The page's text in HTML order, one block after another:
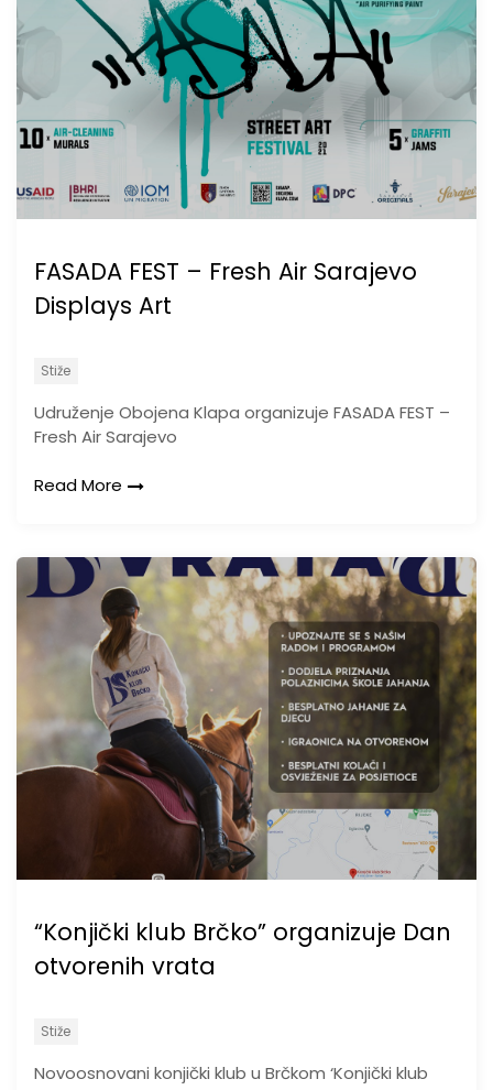
FASADA FEST – Fresh Air Sarajevo
Displays Art
Stiže
Udruženje Obojena Klapa organizuje FASADA FEST –
Fresh Air Sarajevo
Read More
“Konjički klub Brčko” organizuje Dan
otvorenih vrata
Stiže
Novoosnovani konjički klub u Brčkom ‘Konjički klub